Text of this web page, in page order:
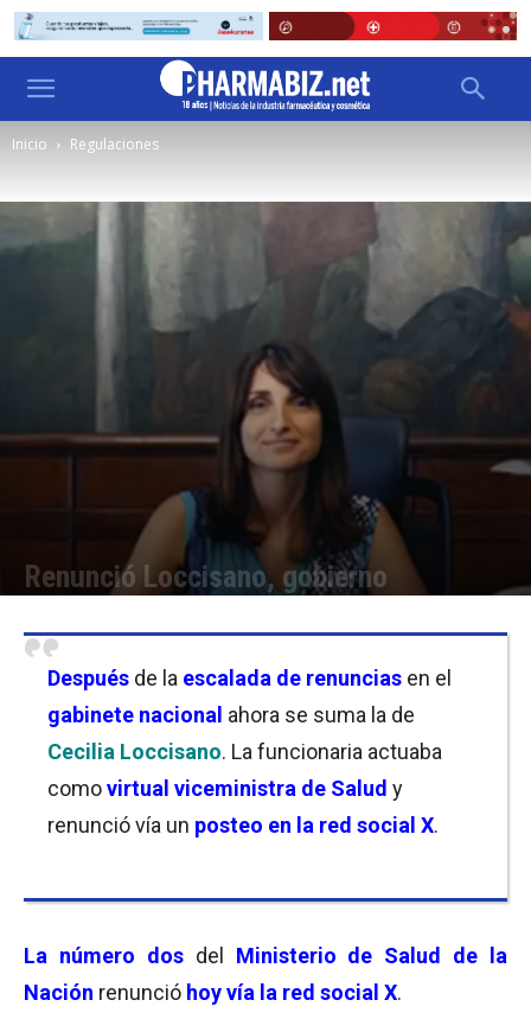
Inicio Regulaciones
Renunció Loccisano, gobierno
Después de la escalada de renuncias en el
gabinete nacional ahora se suma la de
Cecilia Loccisano. La funcionaria actuaba
comovirtual viceministra de Salud y
renunció vía un posteo en la red social X.
La número dosdel Ministerio de Salud de la
Nación renunció hoy vía la red social X.